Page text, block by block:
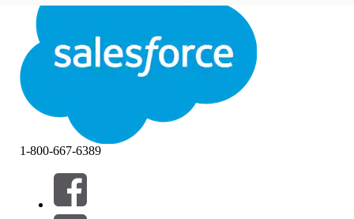
StängStäng
Filtrera efter (0)
VÄLJ FILTER
1-800-667-6389